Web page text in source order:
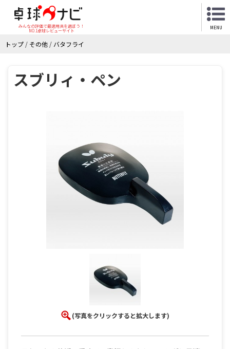
みんなの評価で最適用具を選ぼう！
NO.1卓球レビューサイト
MENU
トップ / その他 / バタフライ
スブリィ・ペン
(写真をクリックすると拡大します)